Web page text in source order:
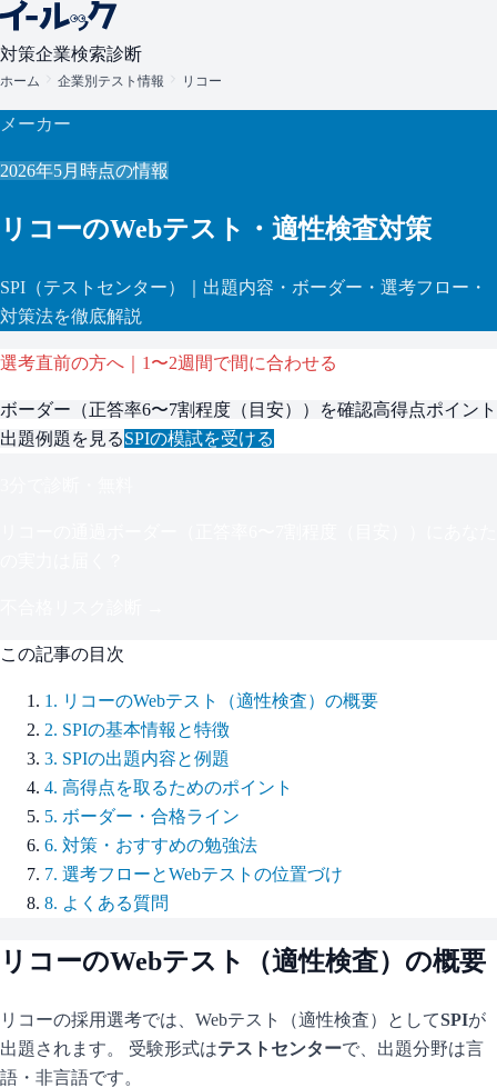
対策企業検索診断
ホーム 企業別テスト情報 リコー
メーカー
2026年5月 時点の情報
リコーのWebテスト・適性検査対策
SPI （テストセンター）
｜出題内容・ボーダー・選考フロー・
対策法を徹底解説
選考直前の方へ｜1〜2週間で間に合わせる
ボーダー（正答率6〜7割程度（目安） ）を確認高得点ポイント
出題例題を見るSPIの模試を受ける
この記事の目次
1 . リコーのWebテスト（適性検査）の概要
2. SPIの基本情報と特徴
3. SPIの出題内容と例題
4. 高得点を取るためのポイント
5. ボーダー・合格ライン
6. 対策・おすすめの勉強法
7. 選考フローとWebテストの位置づけ
8. よくある質問
リコーのWebテスト（適性検査）の概要
リコーの採用選考では、Webテスト（適性検査）としてSPIが
出題されます。 受験形式はテストセンターで、 出題分野は言
語・非言語です。